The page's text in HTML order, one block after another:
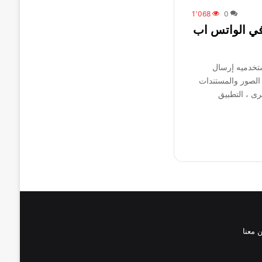
0 1٬068
الواتس اب
إرسال
والمستندات
، التطبيق
معنا